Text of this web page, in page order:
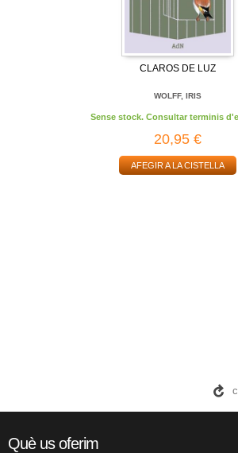
CLAROS DE LUZ
WOLFF, IRIS
Sense stock. Consultar terminis
20,95 €
AFEGIR A LA CISTELLA
Què us oferim